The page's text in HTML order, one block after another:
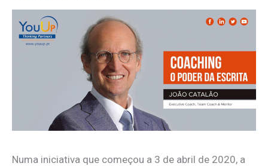
Numa iniciativa que começou a 3 de abril de 2020, a